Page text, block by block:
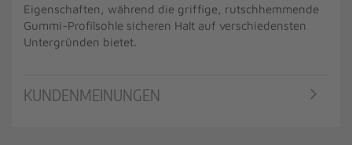
Eigenschaften, während die griffige, rutschhemmende
Gummi-Profilsohle sicheren Halt auf verschiedensten
Untergründen bietet.
KUNDENMEINUNGEN